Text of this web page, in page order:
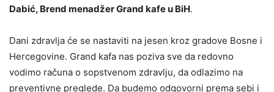
Dabić, Brend menadžer Grand kafe u BiH.
Dani zdravlja će se nastaviti na jesen kroz gradove Bosne i
Hercegovine. Grand kafa nas poziva sve da redovno
vodimo računa o sopstvenom zdravlju, da odlazimo na
preventivne preglede. Da budemo odgovorni prema sebi i